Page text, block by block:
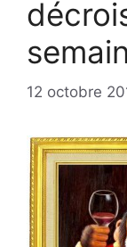
12 octobre